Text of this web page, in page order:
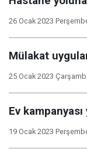
26 Ocak 2023
Mülakat
25 Ocak 2023
Ev
19 Ocak 2023